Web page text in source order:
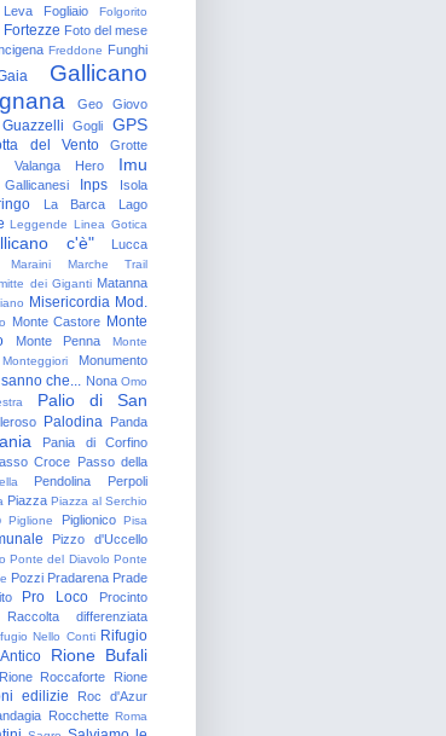
Fogliaio Folgorito
Fortezze Foto del mese
Freddone Funghi
Gallicano
Geo
Giovo
Gogli GPS
del Vento
Grotte
Valanga Hero Imu
Inps
Isola
La Barca
Lago
Leggende Linea Gotica
c'è" Lucca
Maraini Marche Trail
dei Giganti Matanna
Misericordia Mod.
Monte Castore Monte
Monte Penna
Monte
Monteggiori Monumento
che... Nona Omo
Palio di San
Palodina Panda
Pania di Corfino
Croce Passo della
Pendolina Perpoli
Piazza Piazza al Serchio
Piglione Piglionico Pisa
Pizzo d'Uccello
Ponte del Diavolo Ponte
Pozzi Pradarena Prade
Pro Loco Procinto
Raccolta differenziata
Nello Conti Rifugio
Rione Bufali
Rione Roccaforte
Rione
edilizie
Roc d'Azur
Rocchette Roma